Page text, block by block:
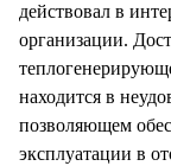
действовал в
организации.
находится в
позволяющем
эксплуатации в